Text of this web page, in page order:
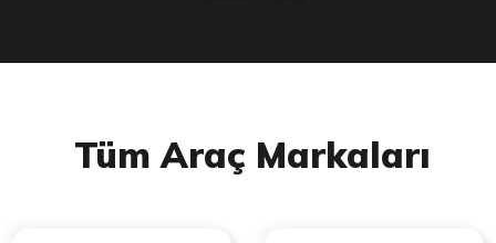
Tüm Araç Markaları